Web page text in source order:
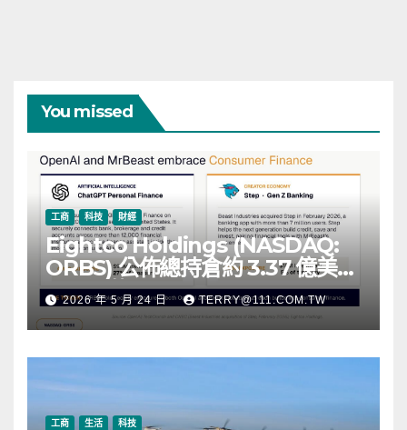
You missed
工商 科技 財經
Eightco Holdings (NASDAQ:
ORBS) 公佈總持倉約 3.37 億美
元，涵蓋 OpenAI、Beast
Industries、超過 11,000 枚以太
幣 (ETH) 及逾 2.83 億枚 WLD 代
幣
2026 年 5 月 24 日 TERRY@111.COM.TW
工商 生活 科技